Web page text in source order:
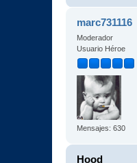
marc731116
Moderador
Usuario Héroe
Mensajes: 630
Hood